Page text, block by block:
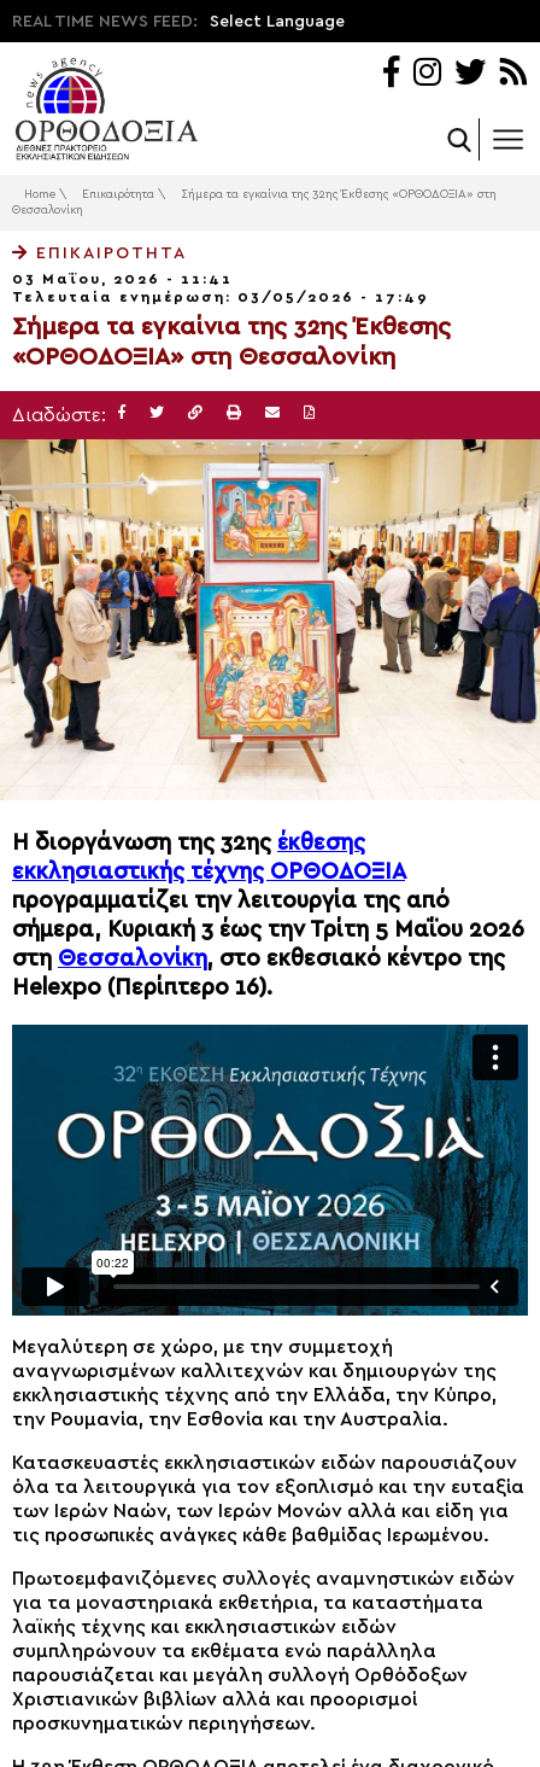
REAL TIME NEWS FEED: Select Language
Home \ Επικαιρότητα \
Σήμερα τα εγκαίνια της 32ης Έκθεσης «ΟΡΘΟΔΟΞΙΑ» στη
Θεσσαλονίκη
ΕΠΙΚΑΙΡΌΤΗΤΑ
03 Μαΐου, 2026 - 11:41
Τελευταία ενημέρωση: 03/05/2026 - 17:49
Σήμερα τα εγκαίνια της 32ης Έκθεσης
«ΟΡΘΟΔΟΞΙΑ» στη Θεσσαλονίκη
Διαδώστε:
Η διοργάνωση της 32ης έκθεσης
εκκλησιαστικής τέχνης ΟΡΘΟΔΟΞΙΑ
προγραμματίζει την λειτουργία της από
σήμερα, Κυριακή 3 έως την Τρίτη 5 Μαΐου 2026
στη Θεσσαλονίκη, στο εκθεσιακό κέντρο της
Helexpo (Περίπτερο 16).
Μεγαλύτερη σε χώρο, με την συμμετοχή
αναγνωρισμένων καλλιτεχνών και δημιουργών της
εκκλησιαστικής τέχνης από την Ελλάδα, την Κύπρο,
την Ρουμανία, την Εσθονία και την Αυστραλία.
Κατασκευαστές εκκλησιαστικών ειδών παρουσιάζουν
όλα τα λειτουργικά για τον εξοπλισμό και την ευταξία
των Ιερών Ναών, των Ιερών Μονών αλλά και είδη για
τις προσωπικές ανάγκες κάθε βαθμίδας Ιερωμένου.
Πρωτοεμφανιζόμενες συλλογές αναμνηστικών ειδών
για τα μοναστηριακά εκθετήρια, τα καταστήματα
λαϊκής τέχνης και εκκλησιαστικών ειδών
συμπληρώνουν τα εκθέματα ενώ παράλληλα
παρουσιάζεται και μεγάλη συλλογή Ορθόδοξων
Χριστιανικών βιβλίων αλλά και προορισμοί
προσκυνηματικών περιηγήσεων.